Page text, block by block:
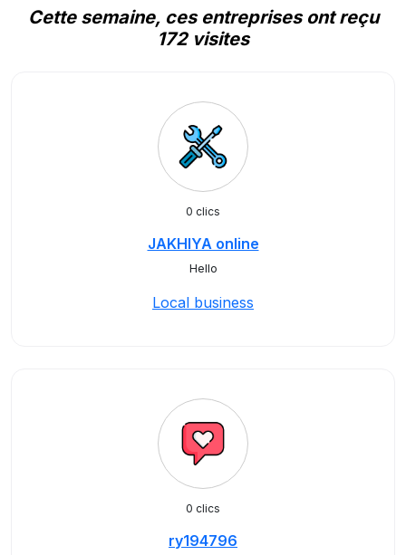
Cette semaine, ces entreprises ont reçu
172 visites
0 clics
JAKHIYA online
Hello
Local business
0 clics
ry194796